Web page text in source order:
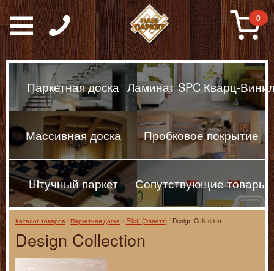
Паркет, Штучный
0
Паркетная доска Ламинат SPC Кварц-
Массивная доска Пробковое покрытие
Штучный паркет Сопутствующие товары
Каталог товаров Паркетная доска Ellett (Эллетт) Design Collection
Design Collection